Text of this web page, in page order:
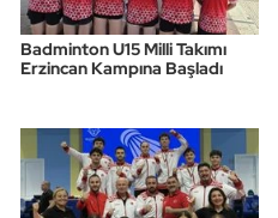
Badminton U15 Milli Takımı
Erzincan Kampına Başladı
Yüzme